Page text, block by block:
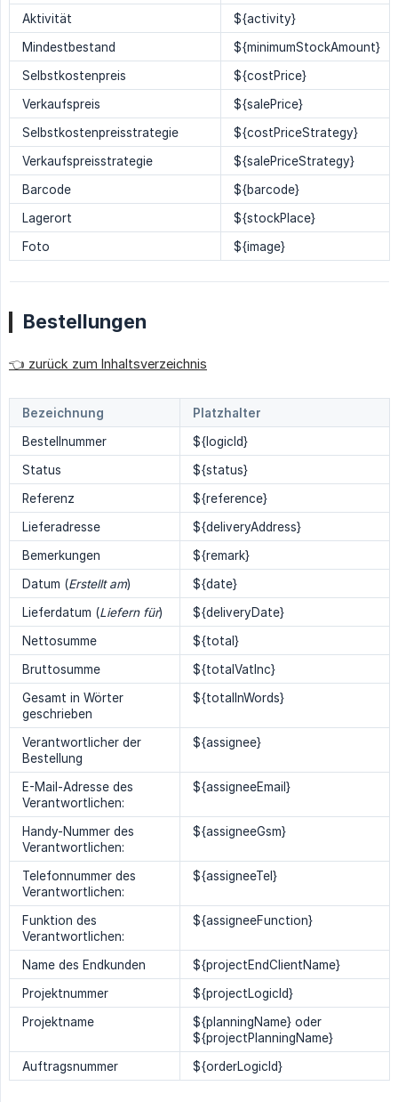
Aktivität
${activity}
Mindestbestand
${minimumStockAmount}
Selbstkostenpreis
${costPrice}
Verkaufspreis
${salePrice}
Selbstkostenpreisstrategie
${costPriceStrategy}
Verkaufspreisstrategie
${salePriceStrategy}
Barcode
${barcode}
Lagerort
${stockPlace}
Foto
${image}
Bestellungen
👈 zurück zum Inhaltsverzeichnis
Bezeichnung
Platzhalter
Bestellnummer
${logicId}
Status
${status}
Referenz
${reference}
Lieferadresse
${deliveryAddress}
Bemerkungen
${remark}
Datum (Erstellt am)
${date}
Lieferdatum (Liefern für)
${deliveryDate}
Nettosumme
${total}
Bruttosumme
${totalVatInc}
Gesamt in Wörter
geschrieben
${totalInWords}
Verantwortlicher der
Bestellung
${assignee}
E-Mail-Adresse des
Verantwortlichen:
${assigneeEmail}
Handy-Nummer des
Verantwortlichen:
${assigneeGsm}
Telefonnummer des
Verantwortlichen:
${assigneeTel}
Funktion des
Verantwortlichen:
${assigneeFunction}
Name des Endkunden
${projectEndClientName}
Projektnummer
${projectLogicId}
Projektname
${planningName} oder
${projectPlanningName}
Auftragsnummer
${orderLogicId}